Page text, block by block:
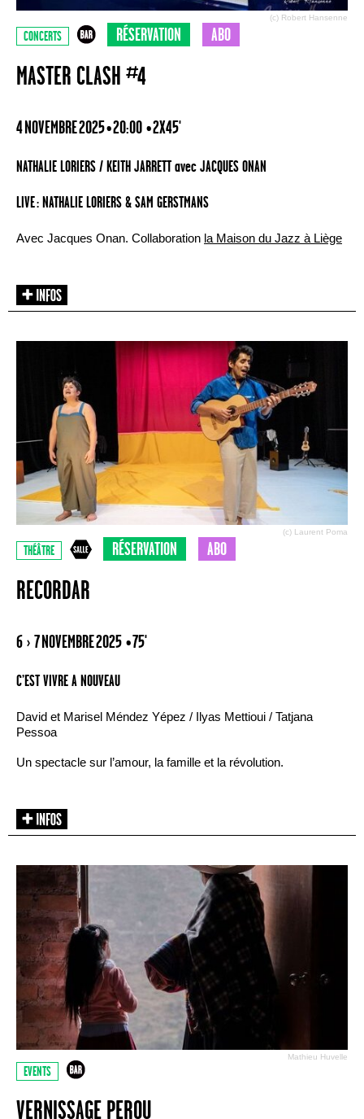
(c) Robert Hansenne
CONCERTS RÉSERVATION ABO
MASTER CLASH #4
4 NOVEMBRE 2025 • 20:00 • 2X45'
NATHALIE LORIERS / KEITH JARRETT avec JACQUES ONAN
LIVE : NATHALIE LORIERS & SAM GERSTMANS
Avec Jacques Onan. Collaboration la Maison du Jazz à Liège
(c) Laurent Poma
THÉÂTRE RÉSERVATION ABO
RECORDAR
6 › 7 NOVEMBRE 2025 • 75'
C’EST VIVRE A NOUVEAU
David et Marisel Méndez Yépez / Ilyas Mettioui / Tatjana
Pessoa
Un spectacle sur l’amour, la famille et la révolution.
Mathieu Huvelle
EVENTS
VERNISSAGE PEROU